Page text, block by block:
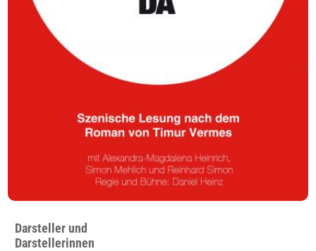
Darsteller und
Darstellerinnen